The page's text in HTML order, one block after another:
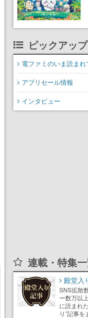
ピックアップ
電ファミのいま読ま
アプリセール情報
インタビュー
連載・特集
殿堂入
SNS拡散
ー数万以
に読まれ
り”記事を